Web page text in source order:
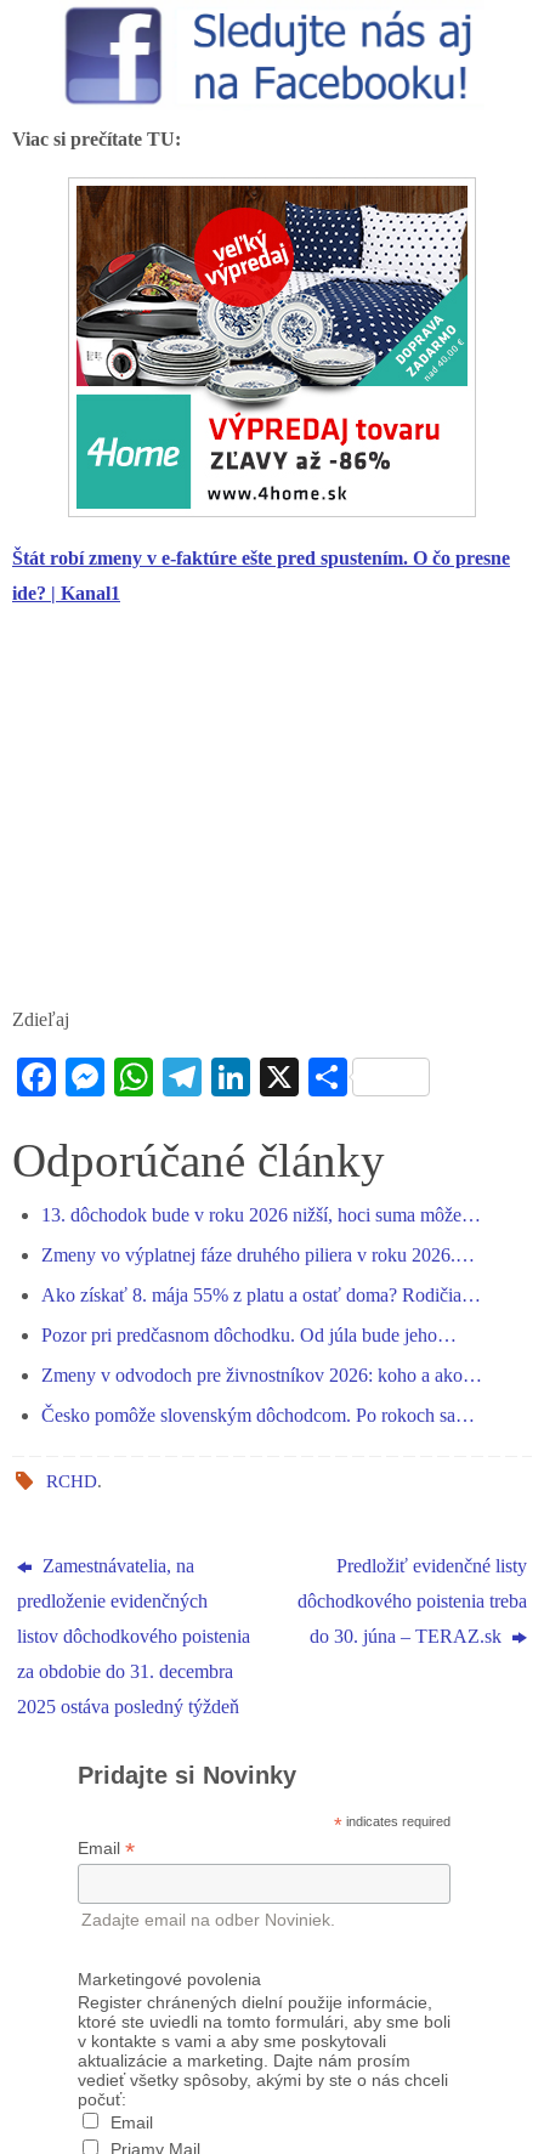
Viac si prečítate TU:
Štát robí zmeny v e-faktúre ešte pred spustením. O čo presne
ide? | Kanal1
Zdieľaj
Fa
bo
ok
M
se
er
W
ts
pp
Te
gr
m
Li
ed
X S
re
Odporúčané články
13. dôchodok bude v roku 2026 nižší, hoci suma môže…
Zmeny vo výplatnej fáze druhého piliera v roku 2026.…
Ako získať 8. mája 55% z platu a ostať doma? Rodičia…
Pozor pri predčasnom dôchodku. Od júla bude jeho…
Zmeny v odvodoch pre živnostníkov 2026: koho a ako…
Česko pomôže slovenským dôchodcom. Po rokoch sa…
RCHD.
Zamestnávatelia, na
predloženie evidenčných
listov dôchodkového poistenia
za obdobie do 31. decembra
2025 ostáva posledný týždeň
Predložiť evidenčné listy
dôchodkového poistenia treba
do 30. júna – TERAZ.sk
Pridajte si Novinky
* indicates required
Email *
Zadajte email na odber Noviniek.
Marketingové povolenia
Register chránených dielní použije informácie,
ktoré ste uviedli na tomto formulári, aby sme boli
v kontakte s vami a aby sme poskytovali
aktualizácie a marketing. Dajte nám prosím
vedieť všetky spôsoby, akými by ste o nás chceli
počuť:
Email
Priamy Mail